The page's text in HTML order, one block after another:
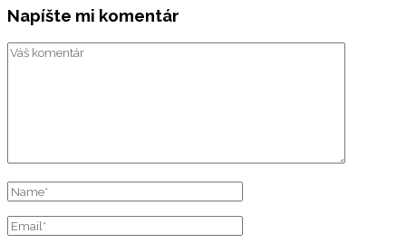
Napíšte mi komentár